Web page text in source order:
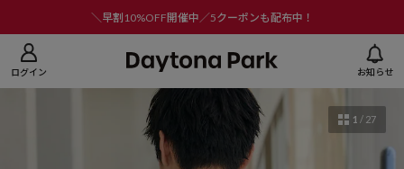
＼早割10%OFF開催中／5クーポンも配布中！
ログイン お知らせ
1 / 27